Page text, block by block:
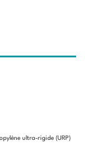
ultra-rigide (URP)